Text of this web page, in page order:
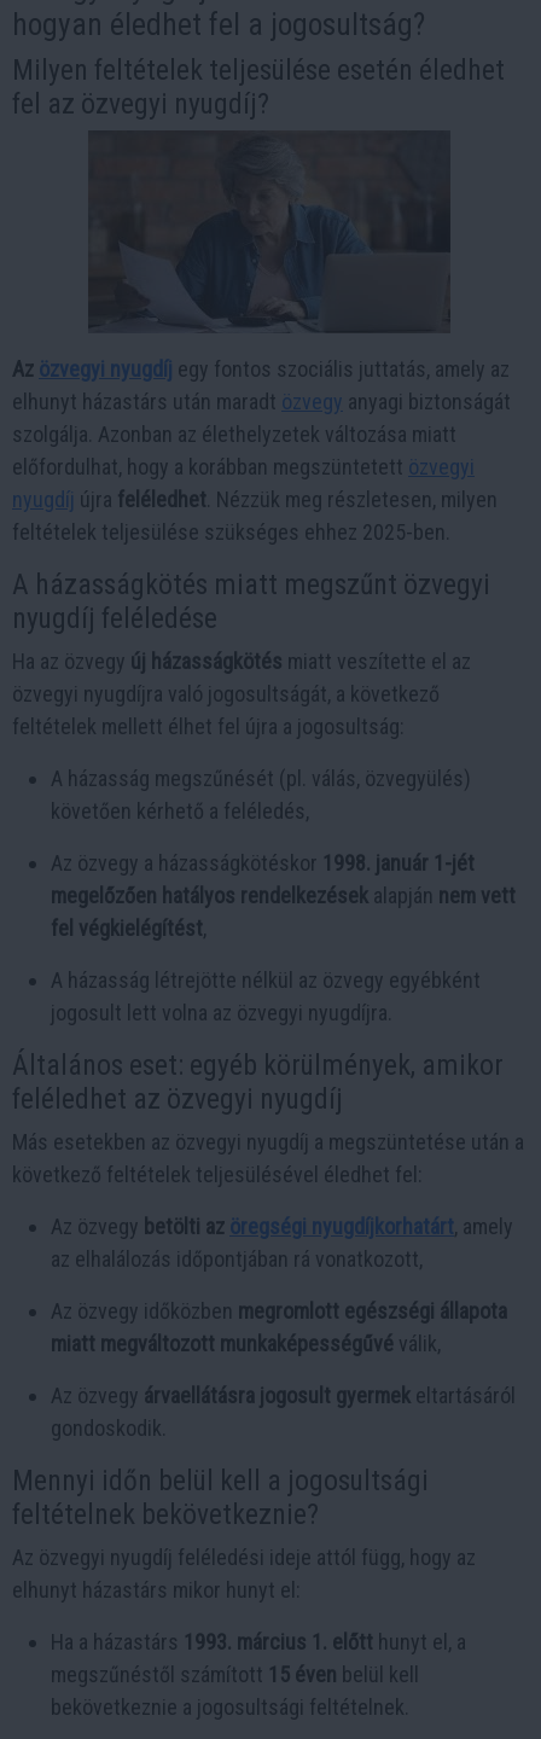
hogyan éledhet fel a jogosultság?
Milyen feltételek teljesülése esetén éledhet
fel az özvegyi nyugdíj?
Az özvegyi nyugdíj egy fontos szociális juttatás, amely az
elhunyt házastárs után maradt özvegy anyagi biztonságát
szolgálja. Azonban az élethelyzetek változása miatt
előfordulhat, hogy a korábban megszüntetett özvegyi
nyugdíj újra feléledhet . Nézzük meg részletesen, milyen
feltételek teljesülése szükséges ehhez 2025-ben.
A házasságkötés miatt megszűnt özvegyi
nyugdíj feléledése
Ha az özvegy új házasságkötés miatt veszítette el az
özvegyi nyugdíjra való jogosultságát, a következő
feltételek mellett élhet fel újra a jogosultság:
A házasság megszűnését (pl. válás, özvegyülés)
követően kérhető a feléledés,
Az özvegy a házasságkötéskor 1998. január 1-jét
megelőzően hatályos rendelkezések alapján nem vett
fel végkielégítést,
A házasság létrejötte nélkül az özvegy egyébként
jogosult lett volna az özvegyi nyugdíjra.
Általános eset: egyéb körülmények, amikor
feléledhet az özvegyi nyugdíj
Más esetekben az özvegyi nyugdíj a megszüntetése után a
következő feltételek teljesülésével éledhet fel:
Az özvegy betölti az öregségi nyugdíjkorhatárt, amely
az elhalálozás időpontjában rá vonatkozott,
Az özvegy időközben megromlott egészségi állapota
miatt megváltozott munkaképességűvé válik,
Az özvegy árvaellátásra jogosult gyermek eltartásáról
gondoskodik.
Mennyi időn belül kell a jogosultsági
feltételnek bekövetkeznie?
Az özvegyi nyugdíj feléledési ideje attól függ, hogy az
elhunyt házastárs mikor hunyt el:
Ha a házastárs 1993. március 1. előtt hunyt el, a
megszűnéstől számított 15 éven belül kell
bekövetkeznie a jogosultsági feltételnek.